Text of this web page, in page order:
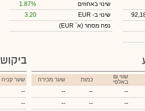
שינוי באחוזים
1.87%
שינוי ב- EUR
3.20
נפח מסחר (א` EUR)
₪ שווי
באלפי כמות
שער מכירה
--
--
--
--
--
--
ביקוש
שער קניה
--
--